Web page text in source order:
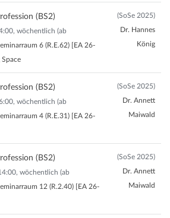
(BS2)
wöchentlich (ab
6 (R.E.62) [EA 26-
(SoSe 2025)
Dr. Hannes
König
(BS2)
wöchentlich (ab
4 (R.E.31) [EA 26-
(SoSe 2025)
Dr. Annett
Maiwald
(BS2)
wöchentlich (ab
12 (R.2.40) [EA 26-
(SoSe 2025)
Dr. Annett
Maiwald